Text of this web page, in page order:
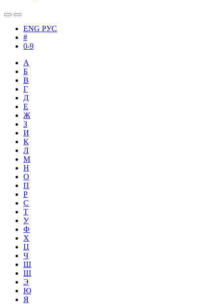
ENG РУС
#
0-9
А
Б
В
Г
Д
Е
Ж
З
И
К
Л
М
Н
О
П
Р
С
Т
У
Ф
Х
Ц
Ч
Ш
Щ
Э
Ю
Я